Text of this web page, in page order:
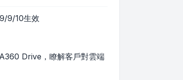
9/10生效
Drive，瞭解客戶對雲端